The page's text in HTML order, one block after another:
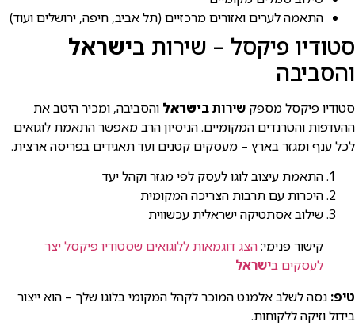
התאמה לערים ואזורים מרכזיים (תל אביב, חיפה, ירושלים ועוד)
סטודיו פיקסל – שירות בישראל
והסביבה
סטודיו פיקסל מספק שירות בישראל והסביבה, ומכיר היטב את
ההעדפות והטרנדים המקומיים. הניסיון הרב מאפשר התאמת לוגואים
לכל ענף ומגזר בארץ – מעסקים קטנים ועד תאגידים בפריסה ארצית.
התאמת עיצוב לוגו לעסק לפי מגזר וקהל יעד
היכרות עם תרבות הצריכה המקומית
שילוב אסתטיקה ישראלית עכשווית
קישור פנימי:הצג דוגמאות ללוגואים שסטודיו פיקסל יצר
לעסקים בישראל
טיפ: נסה לשלב אלמנט המוכר לקהל המקומי בלוגו שלך – הוא ייצור
בידול וזיקה ללקוחות.